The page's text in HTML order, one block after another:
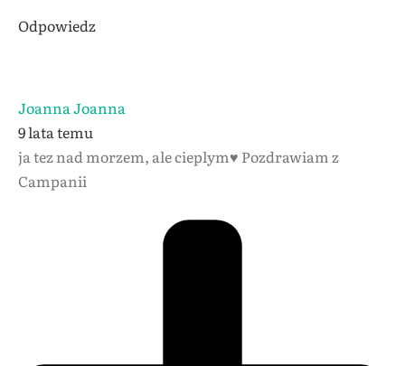
Odpowiedz
Joanna Joanna
9 lata temu
ja tez nad morzem, ale cieplym♥ Pozdrawiam z
Campanii